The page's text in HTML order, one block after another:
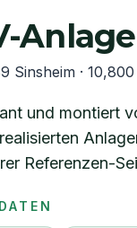
Sinsheim ·
und montiert
Referenzen-